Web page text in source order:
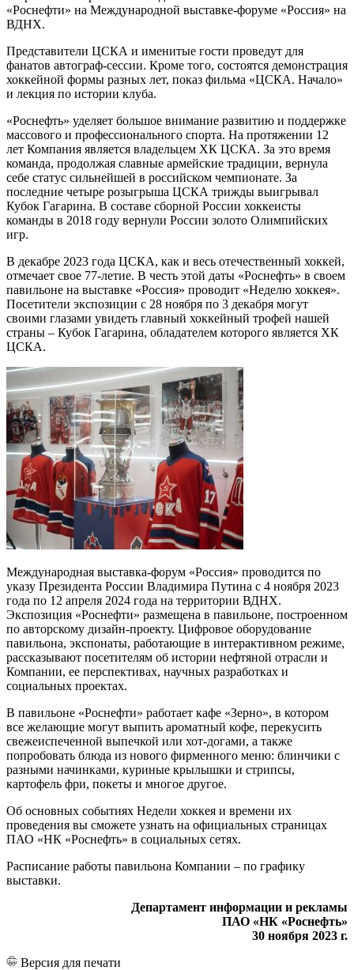
«Роснефти» на Международной выставке-форуме «Россия» на
ВДНХ.
Представители ЦСКА и именитые гости проведут для
фанатов автограф-сессии. Кроме того, состоятся демонстрация
хоккейной формы разных лет, показ фильма «ЦСКА. Начало»
и лекция по истории клуба.
«Роснефть» уделяет большое внимание развитию и поддержке
массового и профессионального спорта. На протяжении 12
лет Компания является владельцем ХК ЦСКА. За это время
команда, продолжая славные армейские традиции, вернула
себе статус сильнейшей в российском чемпионате. За
последние четыре розыгрыша ЦСКА трижды выигрывал
Кубок Гагарина. В составе сборной России хоккеисты
команды в 2018 году вернули России золото Олимпийских
игр.
В декабре 2023 года ЦСКА, как и весь отечественный хоккей,
отмечает свое 77-летие. В честь этой даты «Роснефть» в своем
павильоне на выставке «Россия» проводит «Неделю хоккея».
Посетители экспозиции с 28 ноября по 3 декабря могут
своими глазами увидеть главный хоккейный трофей нашей
страны – Кубок Гагарина, обладателем которого является ХК
ЦСКА.
Международная выставка-форум «Россия» проводится по
указу Президента России Владимира Путина с 4 ноября 2023
года по 12 апреля 2024 года на территории ВДНХ.
Экспозиция «Роснефти» размещена в павильоне, построенном
по авторскому дизайн-проекту. Цифровое оборудование
павильона, экспонаты, работающие в интерактивном режиме,
рассказывают посетителям об истории нефтяной отрасли и
Компании, ее перспективах, научных разработках и
социальных проектах.
В павильоне «Роснефти» работает кафе «Зерно», в котором
все желающие могут выпить ароматный кофе, перекусить
свежеиспеченной выпечкой или хот-догами, а также
попробовать блюда из нового фирменного меню: блинчики с
разными начинками, куриные крылышки и стрипсы,
картофель фри, покеты и многое другое.
Об основных событиях Недели хоккея и времени их
проведения вы сможете узнать на официальных страницах
ПАО «НК «Роснефть» в социальных сетях.
Расписание работы павильона Компании – по графику
выставки.
Департамент информации и рекламы
ПАО «НК «Роснефть»
30 ноября 2023 г.
Версия для печати